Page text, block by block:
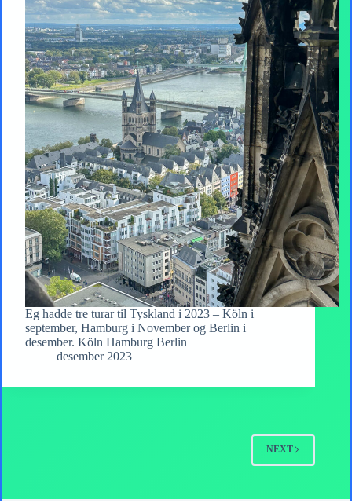
Eg hadde tre turar til Tyskland i 2023 – Köln i
september, Hamburg i November og Berlin i
desember. Köln Hamburg Berlin
desember 2023
NEXT